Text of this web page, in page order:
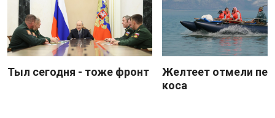
Тыл сегодня - тоже фронт
Желтеет отмели
коса